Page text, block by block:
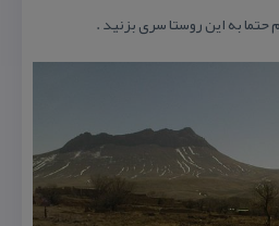
به این روستا سری بزنید .